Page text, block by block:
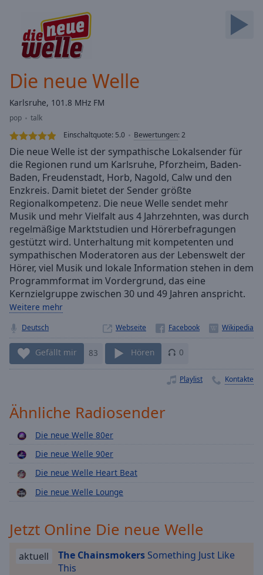
Forward
Current
Loaded:
0.00%
Stream
Type
Seek to
live,
currently
behind
live LIVE
Remaining
Time-
Playback
Rate
Chapters
Chapters
Descriptions
descriptions
Subtitles
subtitles
settings,
opens
subtitles
settings
off,
Die neue Welle
Karlsruhe, 101.8 MHz FM
pop
talk
Einschaltquote: 5.0 Bewertungen:2
Die neue Welle ist der sympathische Lokalsender für
die Regionen rund um Karlsruhe, Pforzheim, Baden-
Baden, Freudenstadt, Horb, Nagold, Calw und den
Enzkreis. Damit bietet der Sender größte
Regionalkompetenz. Die neue Welle sendet mehr
Musik und mehr Vielfalt aus 4 Jahrzehnten, was durch
regelmäßige Marktstudien und Hörerbefragungen
gestützt wird. Unterhaltung mit kompetenten und
sympathischen Moderatoren aus der Lebenswelt der
Hörer, viel Musik und lokale Information stehen in dem
Programmformat im Vordergrund, das eine
Kernzielgruppe zwischen 30 und 49 Jahren anspricht.
Weitere mehr
Deutsch Webseite
Gefällt mir 83 Hören 0
Playlist Kontakte
Ähnliche Radiosender
Die neue Welle 80er
Die neue Welle 90er
Die neue Welle Heart Beat
Die neue Welle Lounge
Jetzt Online Die neue Welle
aktuell The Chainsmokers Something Just Like
This